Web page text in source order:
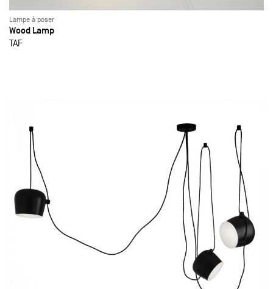
Lampe à poser
Wood Lamp
TAF